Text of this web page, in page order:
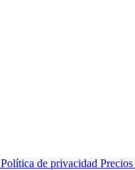
Política de privacidad Precios